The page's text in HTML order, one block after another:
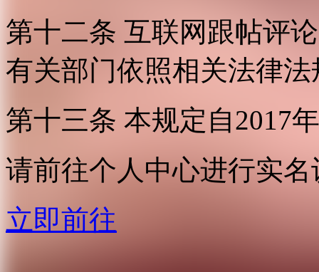
第十二条 互联网跟帖评
有关部门依照相关法律
第十三条 本规定自2017
请前往个人中心进行实名
立即前往